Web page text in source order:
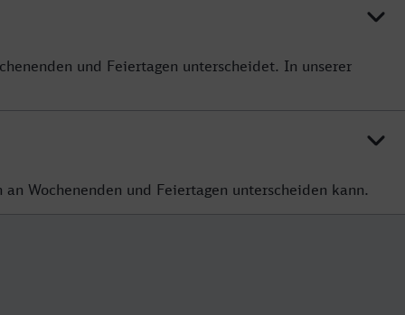
und Feiertagen unterscheidet. In unserer
Wochenenden und Feiertagen unterscheiden kann.